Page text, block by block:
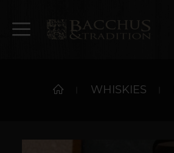
WHISKIES